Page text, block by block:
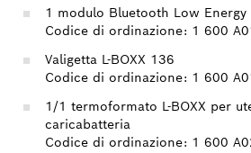
1 modulo Bluetooth Low Energy
Codice di ordinazione: 1 600
Valigetta L-BOXX 136
Codice di ordinazione: 1 600
1/1 termoformato L-BOXX per
caricabatteria
Codice di ordinazione: 1 600